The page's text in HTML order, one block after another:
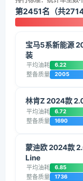
第2451名（共2714
宝马5系新能源
装
平均油耗 6.22
整备质量 2005
林肯Z 2024款
平均油耗 6.72
整备质量 1690
蒙迪欧 2024款
Line
平均油耗 6.85
整备质量 1736